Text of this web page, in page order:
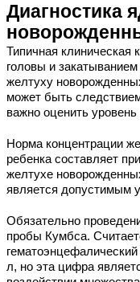
Диагностика
Типичная клиническая
головы и
желтуху
может быть
важно оценить
Норма концентрации
ребенка составляет
желтухе
является допустимым
Обязательно
пробы Кумбса.
л, но эта цифра